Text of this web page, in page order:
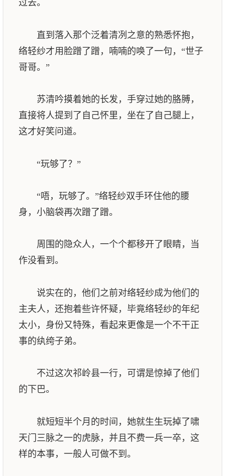
过去。
直到落入那个泛着清冽之意的熟悉怀抱，
络轻纱才用脸蹭了蹭，喃喃的唤了一句，“世子
哥哥。”
苏清吟摸着她的长发，手穿过她的胳膊，
直接将人提到了自己怀里，坐在了自己腿上，
这才好笑问道。
“玩够了？”
“唔，玩够了。”络轻纱双手环住他的腰
身，小脑袋再次蹭了蹭。
周围的隐众人，一个个都移开了眼睛，当
作没看到。
说实在的，他们之前对络轻纱成为他们的
主夫人，还抱着些许怀疑，毕竟络轻纱的年纪
太小，身份又特殊，看起来更像是一个不干正
事的纨绔子弟。
不过这次祁岭县一行，可谓是惊掉了他们
的下巴。
就短短半个月的时间，她就生生玩掉了啸
天门三脉之一的虎脉，并且不费一兵一卒，这
样的本事，一般人可做不到。